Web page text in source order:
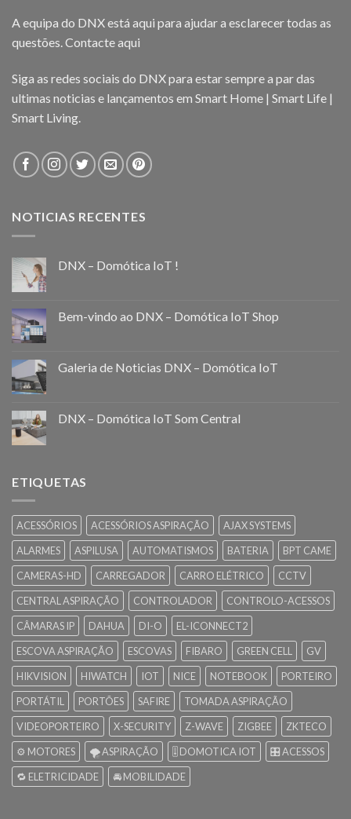
A equipa do DNX está aqui para ajudar a esclarecer todas as
questões.Contacte aqui
Siga as redes sociais do DNX para estar sempre a par das
ultimas noticias e lançamentos em Smart Home | Smart Life |
Smart Living.
NOTICIAS RECENTES
DNX – Domótica IoT !
Bem-vindo ao DNX – Domótica IoT Shop
Galeria de Noticias DNX – Domótica IoT
DNX – Domótica IoT Som Central
ETIQUETAS
ACESSÓRIOS ACESSÓRIOS ASPIRAÇÃO
AJAX SYSTEMS
ALARMES
ASPILUSA AUTOMATISMOS BATERIA
BPT CAME
CAMERAS-HD
CARREGADOR CARRO ELÉTRICO
CCTV
CENTRAL ASPIRAÇÃO
CONTROLADOR
CONTROLO-ACESSOS
CÂMARAS IP
DAHUA DI-O
EL-ICONNECT2
ESCOVA ASPIRAÇÃO
ESCOVAS FIBARO GREEN CELL
GV
HIKVISION
HIWATCH IOT NICE NOTEBOOK
PORTEIRO
PORTÁTIL
PORTÕES SAFIRE
TOMADA ASPIRAÇÃO
VIDEOPORTEIRO
X-SECURITY Z-WAVE ZIGBEE
ZKTECO
⚙️ MOTORES
🌪️ ASPIRAÇÃO 🎚️ DOMOTICA IOT
🎛️ ACESSOS
🔁 ELETRICIDADE
🚘 MOBILIDADE